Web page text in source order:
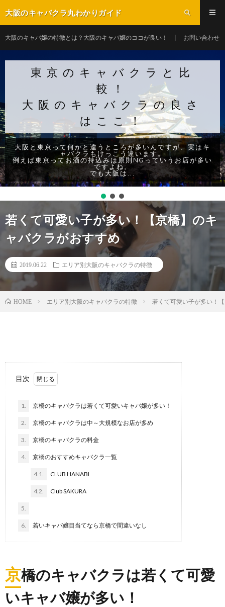
大阪のキャバクラ丸わかりガイド
大阪のキャバ嬢の特徴とは？大阪のキャバ嬢のココが良い！ お問い合わせ
東京のキャバクラと比
較！
大阪のキャバクラの良さ
はここ！
大阪と東京って何かと違うところが多いんですが、実はキ
ャバクラもけっこう違います。
例えば東京ってお酒の持込みは原則NGっていうお店が多い
ですよね。
でも大阪は...
若くて可愛い子が多い！【京橋】のキ
ャバクラがおすすめ
2019.06.22 エリア別大阪のキャバクラの特徴
HOME エリア別大阪のキャバクラの特徴 若くて可愛い子が多い！
目次
1. 京橋のキャバクラは若くて可愛いキャバ嬢が多い！
2. 京橋のキャバクラは中～大規模なお店が多め
3. 京橋のキャバクラの料金
4. 京橋のおすすめキャバクラ一覧
4.1. CLUB HANABI
4.2. Club SAKURA
5.
6. 若いキャバ嬢目当てなら京橋で間違いなし
京橋のキャバクラは若くて可愛
いキャバ嬢が多い！